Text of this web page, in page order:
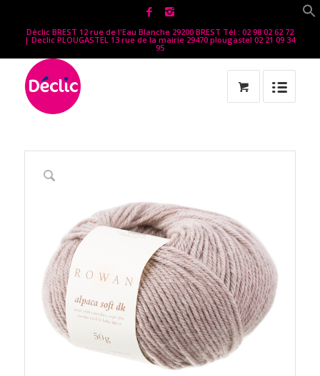
Déclic BREST 12 rue de l'Eau Blanche 29200 BREST Tél : 02 98 02 62 72
| Declic PLOUGASTEL 13 rue de la mairie 29470 plougastel 02 21 09 34
95